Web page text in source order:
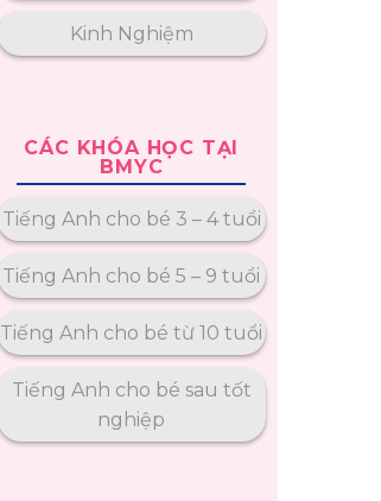
Kinh Nghiệm
CÁC KHÓA HỌC TẠI
BMYC
Tiếng Anh cho bé 3 – 4 tuổi
Tiếng Anh cho bé 5 – 9 tuổi
Tiếng Anh cho bé từ 10 tuổi
Tiếng Anh cho bé sau tốt
nghiệp